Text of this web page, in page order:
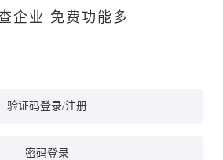
企业 免费功能多
验证码登录/注册
密码登录